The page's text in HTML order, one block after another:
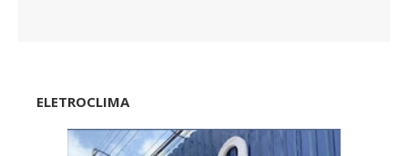
ELETROCLIMA